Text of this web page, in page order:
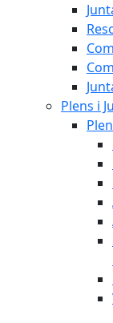
Plens i